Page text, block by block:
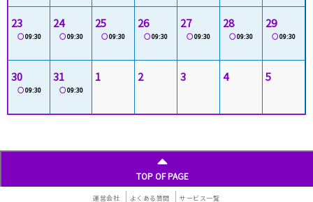
23
○09:30
24
○09:30
25
○09:30
26
○09:30
27
○09:30
28
○09:30
29
○09:30
30
○09:30
31
○09:30
1 2 3 4 5
TOP OF PAGE
運営会社 よくある質問 サービス一覧